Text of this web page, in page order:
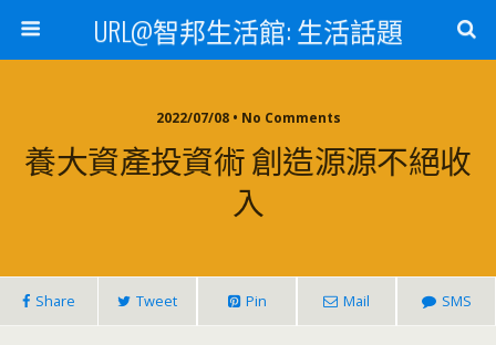
URL@智邦生活館: 生活話題
2022/07/08 • No Comments
養大資產投資術 創造源源不絕收
入
Share Tweet Pin Mail SMS